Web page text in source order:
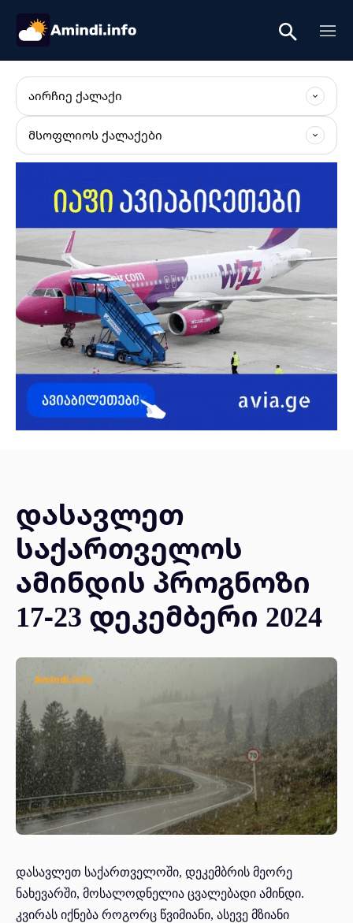
ᲐᲘᲠᲩᲘᲔ ᲥᲐᲚᲐᲥᲘ
ᲛᲡᲝᲤᲚᲘᲝᲡ ᲥᲐᲚᲐᲥᲔᲑᲘ
დასავლეთ
საქართველოს
ამინდის პროგნოზი
17-23 დეკემბერი 2024
დასავლეთ საქართველოში, დეკემბრის მეორე
ნახევარში, მოსალოდნელია ცვალებადი ამინდი.
კვირას იქნება როგორც წვიმიანი, ასევე მზიანი